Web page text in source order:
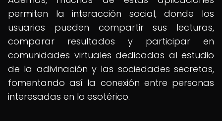
permiten la interacción social, donde los
usuarios pueden compartir sus lecturas,
comparar resultados y participar en
comunidades virtuales dedicadas al estudio
de la adivinación y las sociedades secretas,
fomentando así la conexión entre personas
interesadas en lo esotérico.